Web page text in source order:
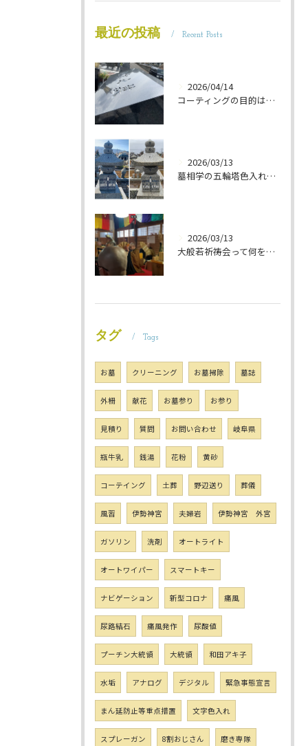
最近の投稿 Recent Posts
2026/04/14
コーティングの目的は 墓石を保護することです 岐阜のお墓掃除屋「磨き専隊」です
2026/03/13
墓相学の五輪塔色入れ 岐阜のお墓掃除屋「磨き専隊」です
2026/03/13
大般若祈祷会って何をするの？ 岐阜のお墓掃除屋「磨き専隊」です
タグ Tags
お墓 クリーニング お墓掃除 墓誌
外柵 献花 お墓参り お参り
見積り 質問 お問い合わせ 岐阜県
瓶牛乳 銭湯 花粉 黄砂
コーテイング 土葬 野辺送り 葬儀
風習 伊勢神宮 夫婦岩 伊勢神宮 外宮
ガソリン 洗剤 オートライト
オートワイパー スマートキー
ナビゲーション 新型コロナ 痛風
尿路結石 痛風発作 尿酸値
プーチン大統領 大統領 和田アキ子
水垢 アナログ デジタル 緊急事態宣言
まん延防止等重点措置 文字色入れ
スプレーガン 8割おじさん 磨き専隊